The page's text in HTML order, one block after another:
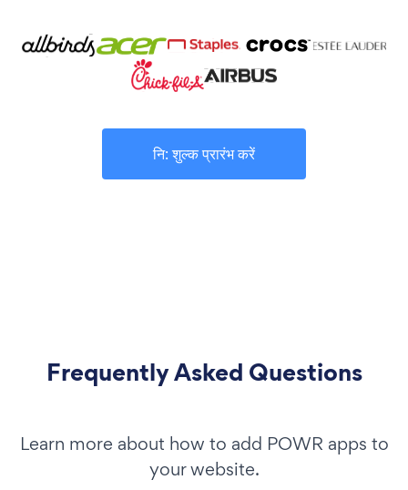
नि: शुल्क प्रारंभ करें
Frequently Asked Questions
Learn more about how to add POWR apps to
your website.